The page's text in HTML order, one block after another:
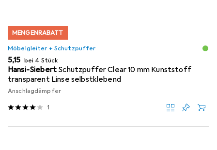
MENGENRABATT
Möbelgleiter + Schutzpuffer
EUR
5,15 bei 4 Stück
Hansi-Siebert Schutzpuffer Clear 10 mm Kunststoff
transparent Linse selbstklebend
Anschlagdämpfer
1